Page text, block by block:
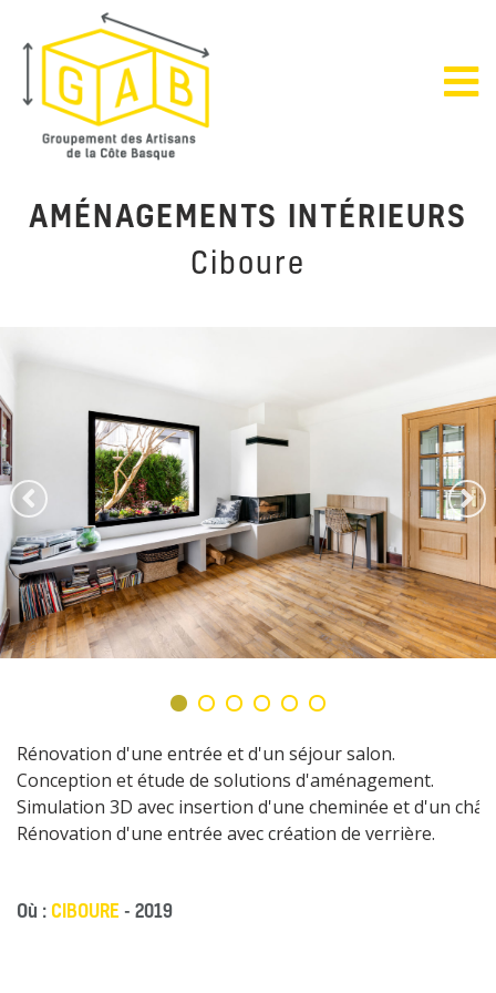
AMÉNAGEMENTS INTÉRIEURS
Ciboure
Rénovation d'une entrée et d'un séjour salon.
Conception et étude de solutions d'aménagement.
Simulation 3D avec insertion d'une cheminée et d'un
Rénovation d'une entrée avec création de verrière.
Où : CIBOURE - 2019